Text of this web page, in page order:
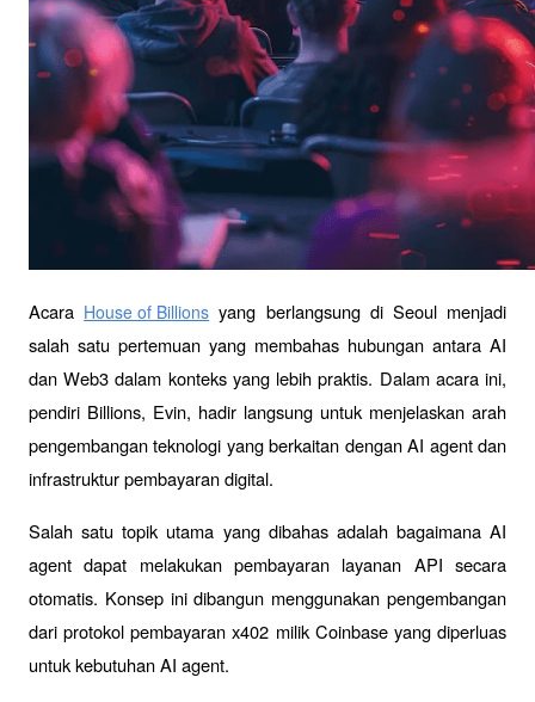
Acara House of Billions yang berlangsung di Seoul menjadi
salah satu pertemuan yang membahas hubungan antara AI
dan Web3 dalam konteks yang lebih praktis. Dalam acara ini,
pendiri Billions, Evin, hadir langsung untuk menjelaskan arah
pengembangan teknologi yang berkaitan dengan AI agent dan
infrastruktur pembayaran digital.
Salah satu topik utama yang dibahas adalah bagaimana AI
agent dapat melakukan pembayaran layanan API secara
otomatis. Konsep ini dibangun menggunakan pengembangan
dari protokol pembayaran x402 milik Coinbase yang diperluas
untuk kebutuhan AI agent.